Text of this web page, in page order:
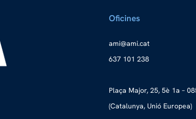
Oficines
tac.i
ma@im
a
637 101 238
Plaça Major, 25, 5è 1a –
(Catalunya, Unió Europea)